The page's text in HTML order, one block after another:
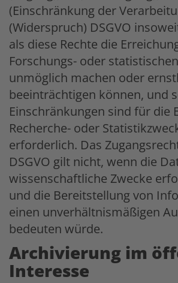
(Einschränkung der
(Widerspruch) DSGVO
als diese Rechte die
Forschungs- oder
unmöglich machen oder
beeinträchtigen können, und
Einschränkungen sind für die
Recherche- oder
erforderlich. Das
DSGVO gilt nicht, wenn die
wissenschaftliche Zwecke
und die Bereitstellung von
einen unverhältnismäßigen
bedeuten würde.
Archivierung im
Interesse